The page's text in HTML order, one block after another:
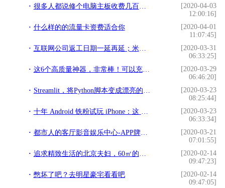
很多人都说修个电脑主板收费几百块钱很贵，你看到别人付出了吗？
[2020-04-03
12:00:16]
什么样的的流量卡资费适合你
[2020-04-01
11:07:45]
互联网公司返工日期一延再延；米兰时装周声援中国
[2020-03-31
06:33:25]
这6个高质量神器，非常棒！可以充实你无聊的生活
[2020-03-29
06:46:20]
Streamlit，将Python脚本变成漂亮的机器学习工具
[2020-03-23
08:25:44]
十年 Android 铁粉试玩 iPhone：这 6 点不能接受
[2020-03-23
06:33:34]
都市人的客厅影音娱乐中心-APP牌多功能KTV娱乐一体机
[2020-03-21
07:01:55]
追求精致生活的北京夫妇，60㎡的家处处是惊喜，全屋太高级了
[2020-02-14
09:47:23]
憋坏了吧？去明星豪宅看看吧
[2020-02-14
09:47:05]